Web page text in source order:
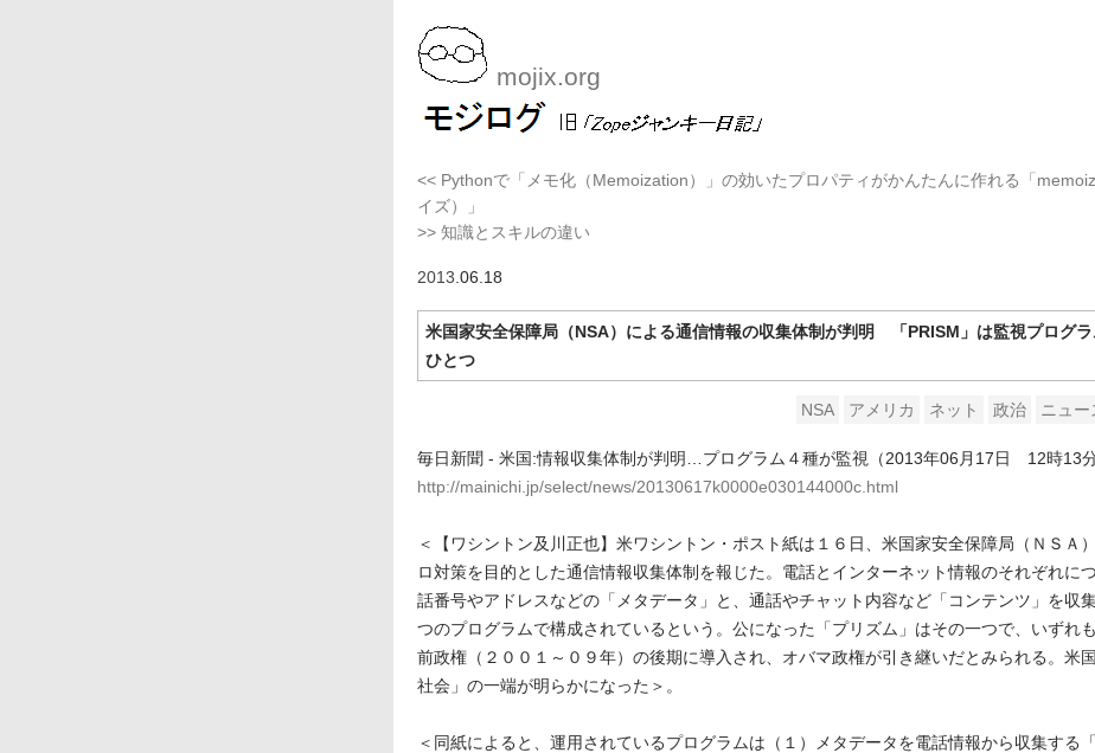
mojix.org
<< Pythonで「メモ化（Memoization）」の効いたプロパティがかんたんに作れる「
イズ）」
>> 知識とスキルの違い
2013 .06.18
米国家安全保障局（NSA）による通信情報の収集体制が判明 「PRISM」は監視プログ
ひとつ
NSA アメリカ ネット 政治 ニュー
毎日新聞 - 米国:情報収集体制が判明…プログラム４種が監視（2013年06月17日 12時13分
http://mainichi.jp/select/news/20130617k0000e030144000c.html
＜【ワシントン及川正也】米ワシントン・ポスト紙は１６日、米国家安全保障局（ＮＳＡ
ロ対策を目的とした通信情報収集体制を報じた。電話とインターネット情報のそれぞれに
話番号やアドレスなどの「メタデータ」と、通話やチャット内容など「コンテンツ」を収
つのプログラムで構成されているという。公になった「プリズム」はその一つで、いずれ
前政権（２００１～０９年）の後期に導入され、オバマ政権が引き継いだとみられる。米
社会」の一端が明らかになった＞。
＜同紙によると、運用されているプログラムは（１）メタデータを電話情報から収集する